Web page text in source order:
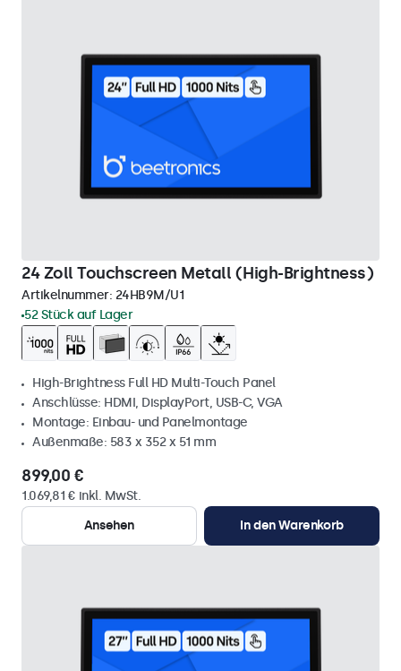
24 Zoll Touchscreen Metall (High-Brightness)
Artikelnummer: 24HB9M/U1
52 Stück auf Lager
High-Brightness Full HD Multi-Touch Panel
Anschlüsse: HDMI, DisplayPort, USB-C, VGA
Montage: Einbau- und Panelmontage
Außenmaße: 583 x 352 x 51 mm
899,00 €
1.069,81 € inkl. MwSt.
Ansehen
In den Warenkorb